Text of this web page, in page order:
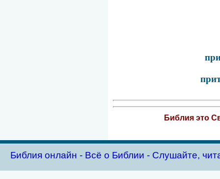
Библия это
Библия oнлайн - Всё о Библии - Слушайте,